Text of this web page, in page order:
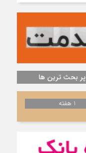
پر بحث ترین ها
1 هفته